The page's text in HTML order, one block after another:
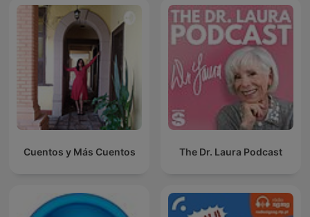
Cuentos y Más Cuentos The Dr. Laura Podcast